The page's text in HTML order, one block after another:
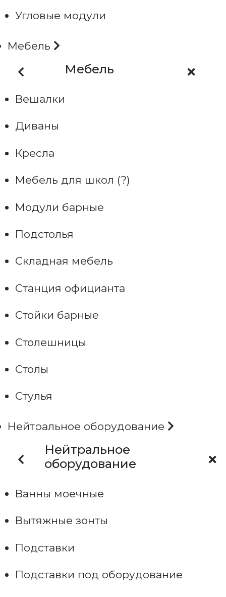
Угловые модули
Мебель
Мебель
Вешалки
Диваны
Кресла
Мебель для школ (?)
Модули барные
Подстолья
Складная мебель
Станция официанта
Стойки барные
Столешницы
Столы
Стулья
Нейтральное оборудование
Нейтральное
оборудование
Ванны моечные
Вытяжные зонты
Подставки
Подставки под оборудование